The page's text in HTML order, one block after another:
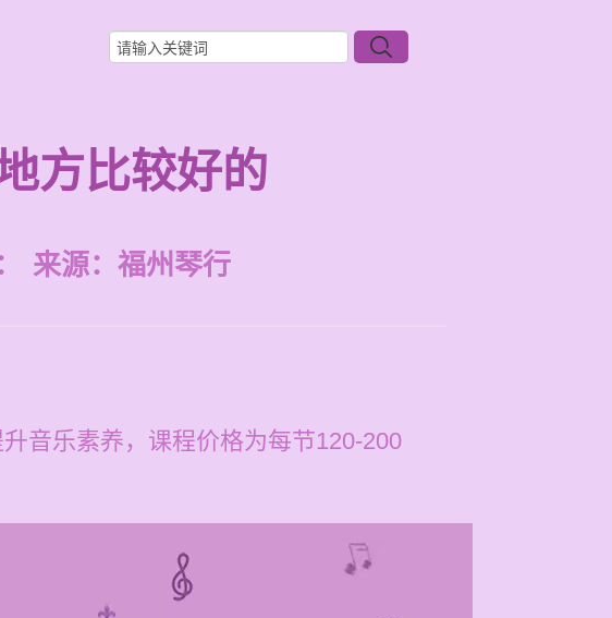
方比较好的
来源： 福州琴行
音乐素养，课程价格为每节120-200